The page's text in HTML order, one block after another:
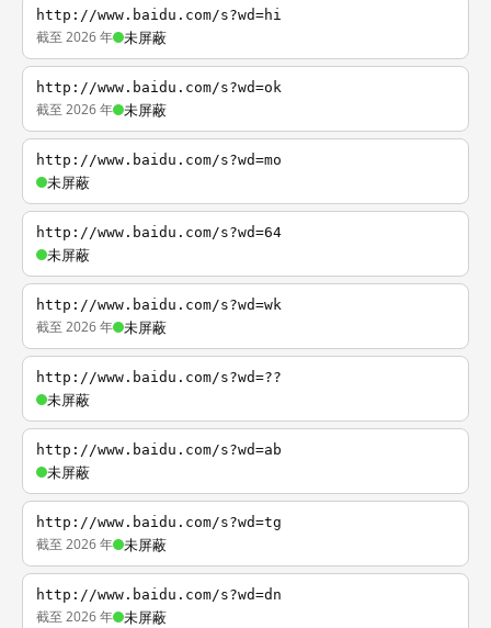
http://www.baidu.com/s?wd=hi
截至 2026 年 未屏蔽
http://www.baidu.com/s?wd=ok
截至 2026 年 未屏蔽
http://www.baidu.com/s?wd=mo
未屏蔽
http://www.baidu.com/s?wd=64
未屏蔽
http://www.baidu.com/s?wd=wk
截至 2026 年 未屏蔽
http://www.baidu.com/s?wd=??
未屏蔽
http://www.baidu.com/s?wd=ab
未屏蔽
http://www.baidu.com/s?wd=tg
截至 2026 年 未屏蔽
http://www.baidu.com/s?wd=dn
截至 2026 年 未屏蔽